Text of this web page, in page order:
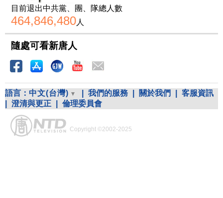
目前退出中共黨、團、隊總人數
464,846,480人
隨處可看新唐人
語言： 中文(台灣) 我們的服務 關於我們
客服資訊
澄清與更正 倫理委員會
Copyright ©2002-2025